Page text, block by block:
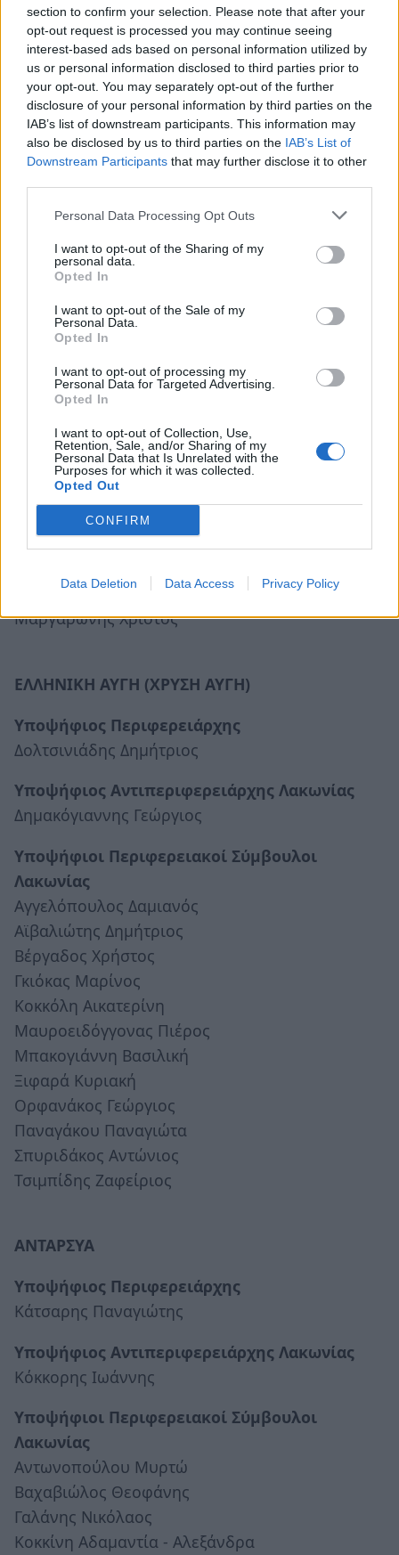
section to confirm your selection. Please note that after your
opt-out request is processed you may continue seeing
interest-based ads based on personal information utilized by
us or personal information disclosed to third parties prior to
your opt-out. You may separately opt-out of the further
disclosure of your personal information by third parties on the
IAB’s list of downstream participants. This information may
also be disclosed by us to third parties on the IAB’s List of
Downstream Participants that may further disclose it to other
Personal Data Processing Opt Outs
I want to opt-out of the Sharing of my
personal data.
Opted In
I want to opt-out of the Sale of my
Personal Data.
Opted In
I want to opt-out of processing my
Personal Data for Targeted Advertising.
Opted In
I want to opt-out of Collection, Use,
Retention, Sale, and/or Sharing of my
Personal Data that Is Unrelated with the
Purposes for which it was collected.
Opted Out
CONFIRM
Data Deletion Data Access Privacy Policy
Μαυροματίδη- Ρόντου Μαρία του Μιχαήλ
Μπουλούμπαση Αγγελική (Άβα) του Ιωάννη
Μάντης Αντώνιος του Στυλιανού
Νταλιάνης Πέτρος του Κωνσταντίνου
Τζουγανάτου Ανδριάνα του Αθανασίου
Φραγκής Πανάγος του Κωνσταντίνου
Λυμπεροπούλου Δήμητρα
Υποψήφιος Αντιπεριφερειάρχης Λακωνίας
Σουκαράς Παναγιώτης
Υποψήφιοι Περιφερειακοί Σύμβουλοι
Λακωνίας
Καλαμαράς Απόστολος
Καλαματιανός Ελπιδοφόρος
Καλαποθαράκος Νικόλαος
Κάστρης Λεωνίδας
Κατσιώνη Φωτεινή
Λυκουρέζος Γεώργιος
Μαργαρώνης Χρίστος
ΕΛΛΗΝΙΚΗ ΑΥΓΗ (ΧΡΥΣΗ ΑΥΓΗ)
Υποψήφιος Περιφερειάρχης
Δολτσινιάδης Δημήτριος
Υποψήφιος Αντιπεριφερειάρχης Λακωνίας
Δημακόγιαννης Γεώργιος
Υποψήφιοι Περιφερειακοί Σύμβουλοι
Λακωνίας
Αγγελόπουλος Δαμιανός
Αϊβαλιώτης Δημήτριος
Βέργαδος Χρήστος
Γκιόκας Μαρίνος
Κοκκόλη Αικατερίνη
Μαυροειδόγγονας Πιέρος
Μπακογιάννη Βασιλική
Ξιφαρά Κυριακή
Ορφανάκος Γεώργιος
Παναγάκου Παναγιώτα
Σπυριδάκος Αντώνιος
Τσιμπίδης Ζαφείριος
ΑΝΤΑΡΣΥΑ
Υποψήφιος Περιφερειάρχης
Κάτσαρης Παναγιώτης
Υποψήφιος Αντιπεριφερειάρχης Λακωνίας
Κόκκορης Ιωάννης
Υποψήφιοι Περιφερειακοί Σύμβουλοι
Λακωνίας
Αντωνοπούλου Μυρτώ
Βαχαβιώλος Θεοφάνης
Γαλάνης Νικόλαος
Κοκκίνη Αδαμαντία - Αλεξάνδρα